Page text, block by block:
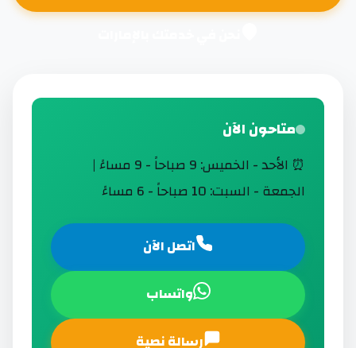
متاحون الآن
⏰ الأحد - الخميس: 9 صباحاً - 9 مساءً |
الجمعة - السبت: 10 صباحاً - 6 مساءً
اتصل الآن
واتساب
رسالة نصية